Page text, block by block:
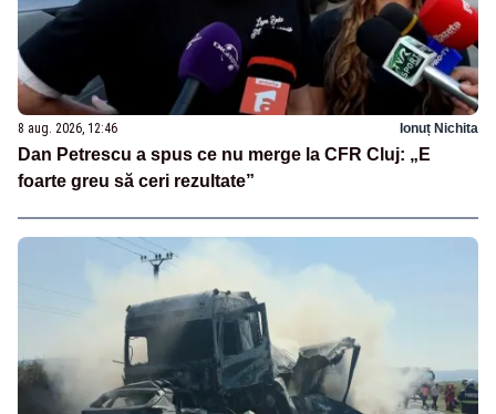
8 aug. 2026, 12:46 Ionuț Nichita
Dan Petrescu a spus ce nu merge la CFR Cluj: „E
foarte greu să ceri rezultate”